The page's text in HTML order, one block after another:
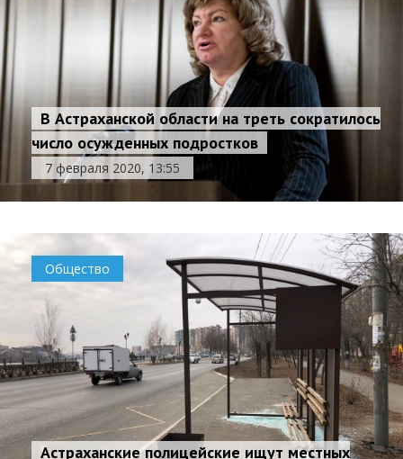
В Астраханской области на треть сократилось
число осужденных подростков
7 февраля 2020, 13:55
Общество
Астраханские полицейские ищут местных